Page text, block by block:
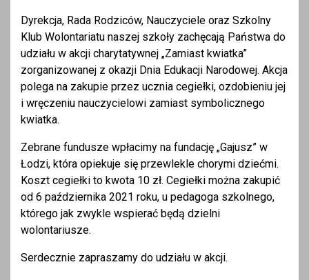
Dyrekcja, Rada Rodziców, Nauczyciele oraz Szkolny
Klub Wolontariatu naszej szkoły zachęcają Państwa do
udziału w akcji charytatywnej „Zamiast kwiatka”
zorganizowanej z okazji Dnia Edukacji Narodowej. Akcja
polega na zakupie przez ucznia cegiełki, ozdobieniu jej
i wręczeniu nauczycielowi zamiast symbolicznego
kwiatka.
Zebrane fundusze wpłacimy na fundację „Gajusz” w
Łodzi, która opiekuje się przewlekle chorymi dziećmi.
Koszt cegiełki to kwota 10 zł. Cegiełki można zakupić
od 6 października 2021 roku, u pedagoga szkolnego,
którego jak zwykle wspierać będą dzielni
wolontariusze.
Serdecznie zapraszamy do udziału w akcji.